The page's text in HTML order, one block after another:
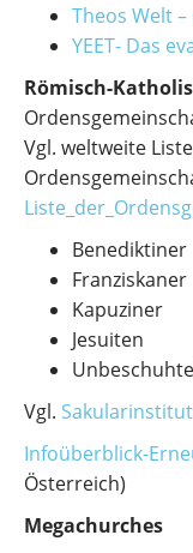
Theos Welt
YEET- Das
Römisch-
Vgl. weltweite
Benediktiner
Franziskaner
Kapuziner
Jesuiten
Vgl.
Infoüberblick-
Österreich)
Megachurches